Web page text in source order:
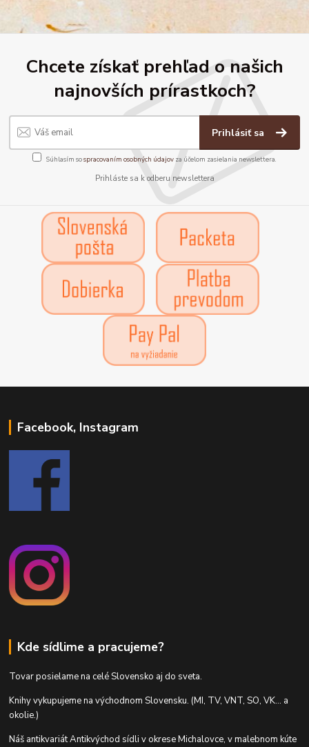
Chcete získať prehľad o našich
najnovších prírastkoch?
Prihlásiť sa
Súhlasím sospracovaním osobných údajov za účelom zasielania newslettera.
Prihláste sa k odberu newslettera
Facebook, Instagram
Kde sídlime a pracujeme?
Tovar posielame na celé Slovensko aj do sveta.
Knihy vykupujeme na východnom Slovensku. (MI, TV, VNT, SO, VK... a
okolie.)
Náš antikvariát Antikvýchod sídli v okrese Michalovce, v malebnom kúte